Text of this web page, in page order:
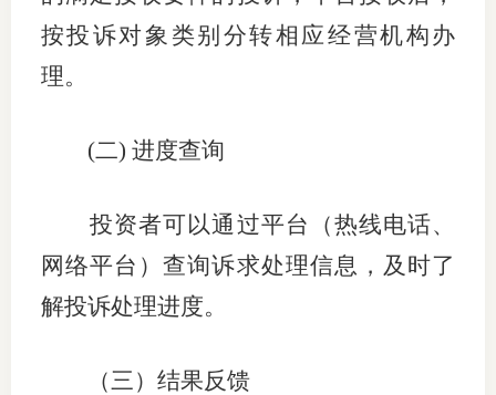
按投诉对象类别分转相应经营机构办
理。
(二) 进度查询
投资者可以通过平台（热线电话、
网络平台）查询诉求处理信息，及时了
解投诉处理进度。
（三）结果反馈